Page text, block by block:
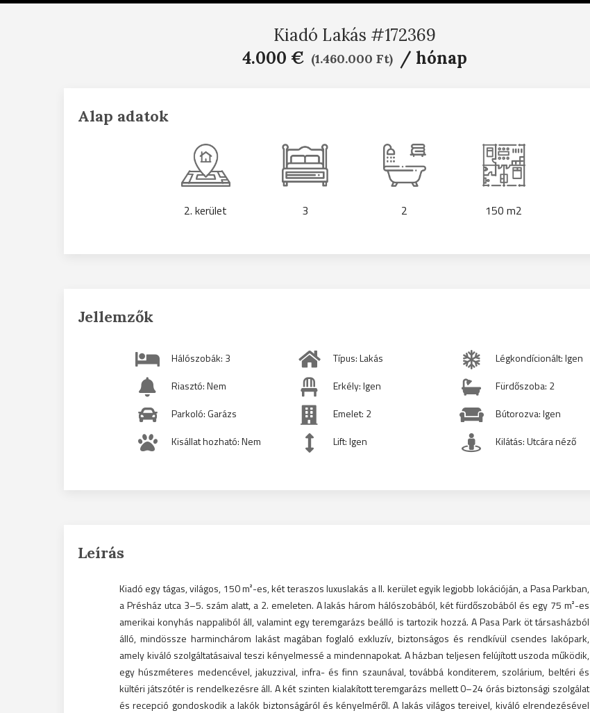
Kiadó Lakás #172369
4.000 € (1.460.000 Ft) / hónap
Alap adatok
2. kerület 3 2 150 m2
Jellemzők
Hálószobák: 3 Típus: Lakás
Légkondícionált: Igen
Riasztó: Nem
Erkély: Igen
Fürdőszoba: 2
Parkoló: Garázs
Emelet: 2
Bútorozva: Igen
Kisállat hozható: Nem
Lift: Igen Kilátás: Utcára néző
Leírás
Kiadó egy tágas, világos, 150 m²-es, két teraszos luxuslakás a II. kerület egyik legjobb lokációján, a Pasa Parkban,
a Présház utca 3–5. szám alatt, a 2. emeleten. A lakás három hálószobából, két fürdőszobából és egy 75 m²-es
amerikai konyhás nappaliból áll, valamint egy teremgarázs beálló is tartozik hozzá. A Pasa Park öt társasházból
álló, mindössze harminchárom lakást magában foglaló exkluzív, biztonságos és rendkívül csendes lakópark,
amely kiváló szolgáltatásaival teszi kényelmessé a mindennapokat. A házban teljesen felújított uszoda működik,
egy húszméteres medencével, jakuzzival, infra- és finn szaunával, továbbá konditerem, szolárium, beltéri és
kültéri játszótér is rendelkezésre áll. A két szinten kialakított teremgarázs mellett 0–24 órás biztonsági szolgálat
és recepció gondoskodik a lakók biztonságáról és kényelméről. A lakás világos tereivel, kiváló elrendezésével